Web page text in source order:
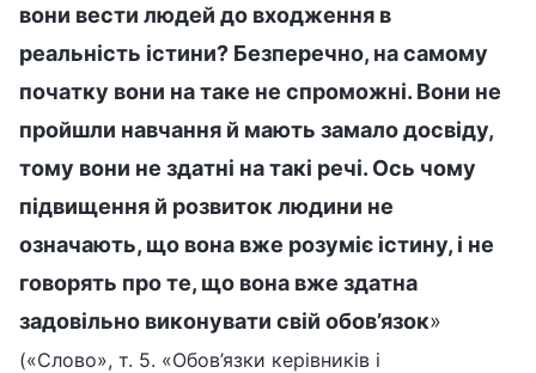
вони вести людей до входження в
реальність істини? Безперечно, на самому
початку вони на таке не спроможні. Вони не
пройшли навчання й мають замало досвіду,
тому вони не здатні на такі речі. Ось чому
підвищення й розвиток людини не
означають, що вона вже розуміє істину, і не
говорять про те, що вона вже здатна
задовільно виконувати свій обов’язок»
(«Слово», т. 5. «Обов’язки керівників і